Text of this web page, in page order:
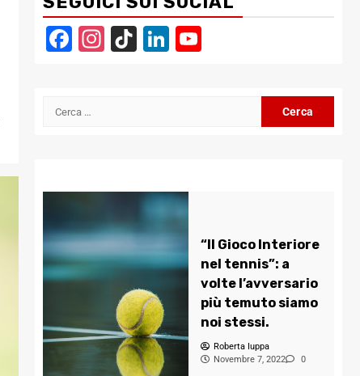
Facebook
Instagram
TikTokLinkedIn
Ricerca
“Il Gioco Interiore
nel tennis”: a
volte l’avversario
più temuto siamo
noi stessi.
Roberta Iuppa
Novembre 7, 2022
0